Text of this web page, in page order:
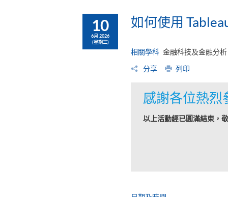
10
6月 2026
(星期三)
如何使用
相關學科 金融科技及金融分析
分享 列印
感謝各位熱烈
以上活動經已圓滿結束，